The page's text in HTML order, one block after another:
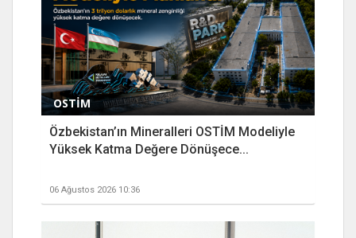
OSTİM
Özbekistan’ın Mineralleri OSTİM Modeliyle
Yüksek Katma Değere Dönüşece...
06 Ağustos 2026 10:36